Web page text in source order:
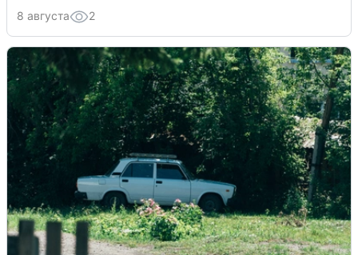
8 августа 2